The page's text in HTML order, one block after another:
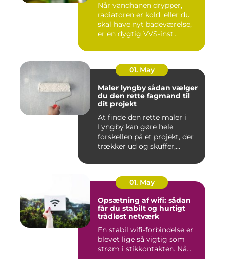
Når vandhanen drypper,
radiatoren er kold, eller du
skal have nyt badeværelse,
er en dygtig VVS-inst...
01. May
Maler lyngby sådan vælger
du den rette fagmand til
dit projekt
At finde den rette maler i
Lyngby kan gøre hele
forskellen på et projekt, der
trækker ud og skuffer,...
01. May
Opsætning af wifi: sådan
får du stabilt og hurtigt
trådløst netværk
En stabil wifi-forbindelse er
blevet lige så vigtig som
strøm i stikkontakten. Nå...